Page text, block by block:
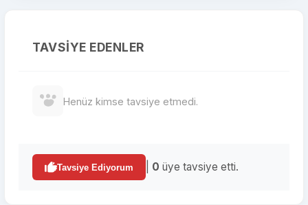
TAVSIYE EDENLER
Henüz kimse tavsiye etmedi.
Tavsiye Ediyorum 0 üye tavsiye etti.